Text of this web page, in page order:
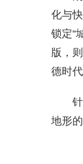
化与
锁定“
版，
德时
地形